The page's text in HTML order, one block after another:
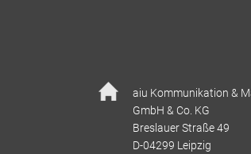
aiu Kommunikation &
GmbH & Co. KG
Breslauer Straße 49
D-04299 Leipzig